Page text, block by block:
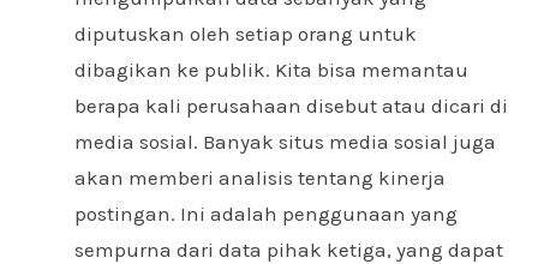
diputuskan oleh setiap orang untuk
dibagikan ke publik. Kita bisa memantau
berapa kali perusahaan disebut atau dicari di
media sosial. Banyak situs media sosial juga
akan memberi analisis tentang kinerja
postingan. Ini adalah penggunaan yang
sempurna dari data pihak ketiga, yang dapat